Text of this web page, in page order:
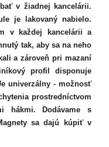
v žiadnej kancelárii.
je lakovaný nabielo.
v každej kancelárii a
tak, aby sa na neho
a zároveň pri mazaní
profil disponuje
univerzálny - možnosť
prostredníctvom
hákmi. Dodávame s
sa dajú kúpiť v